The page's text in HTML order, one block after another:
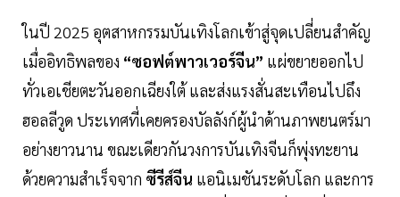
ในปี 2025 อุตสาหกรรมบันเทิงโลกเข้าสู่จุดเปลี่ยนสำคัญ
เมื่ออิทธิพลของ “ซอฟต์พาวเวอร์จีน” แผ่ขยายออกไป
ทั่วเอเชียตะวันออกเฉียงใต้ และส่งแรงสั่นสะเทือนไปถึง
ฮอลลีวูด ประเทศที่เคยครองบัลลังก์ผู้นำด้านภาพยนตร์มา
อย่างยาวนาน ขณะเดียวกันวงการบันเทิงจีนก็พุ่งทะยาน
ด้วยความสำเร็จจาก ซีรีส์จีน แอนิเมชันระดับโลก และการ